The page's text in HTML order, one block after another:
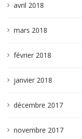
avril 2018
mars 2018
février 2018
janvier 2018
décembre 2017
novembre 2017